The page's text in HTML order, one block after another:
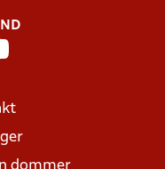
dommer